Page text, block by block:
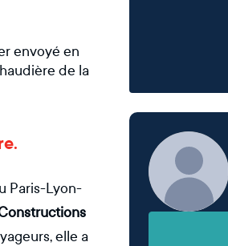
envoyé en
de la
Paris-Lyon-
elle a